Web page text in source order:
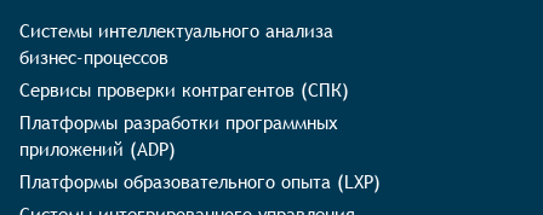
Системы интеллектуального анализа
бизнес-процессов
Сервисы проверки контрагентов (СПК)
Платформы разработки программных
приложений (ADP)
Платформы образовательного опыта (LXP)